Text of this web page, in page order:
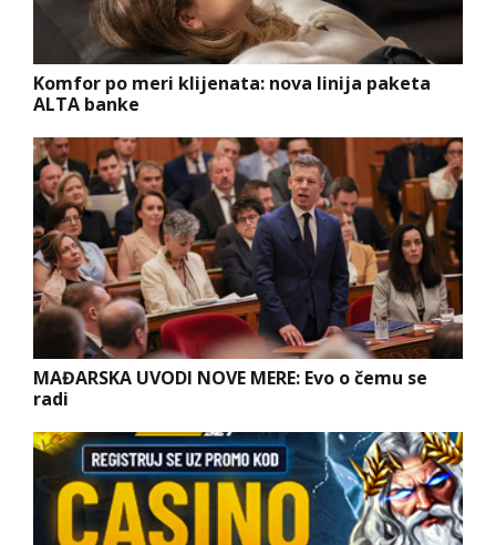
Komfor po meri klijenata: nova linija paketa
ALTA banke
MAĐARSKA UVODI NOVE MERE: Evo o čemu se
radi